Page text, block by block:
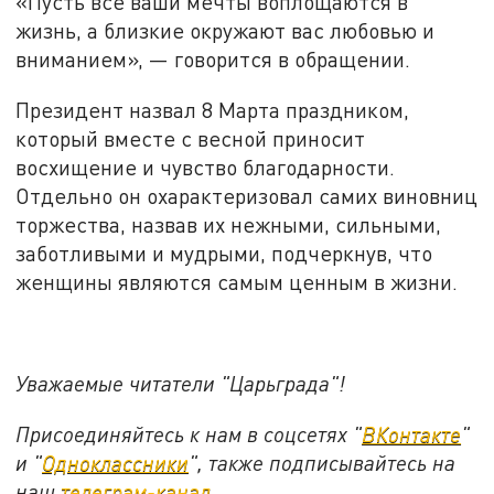
жизнь, а близкие окружают вас любовью и
вниманием», — говорится в обращении.
Президент назвал 8 Марта праздником,
который вместе с весной приносит
восхищение и чувство благодарности.
Отдельно он охарактеризовал самих виновниц
торжества, назвав их нежными, сильными,
заботливыми и мудрыми, подчеркнув, что
женщины являются самым ценным в жизни.
Уважаемые читатели "Царьграда"!
Присоединяйтесь к нам в соцсетях "ВКонтакте"
и "Одноклассники", также подписывайтесь на